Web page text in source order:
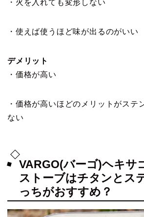
・火を入れても変形しない
・使えば使うほど味が出るのがいい
デメリット
・価格が高い
・価格が高いほどのメリットがステ
ない
VARGO(バーゴ)ヘキサ
ストーブはチタンとス
っちがおすすめ？